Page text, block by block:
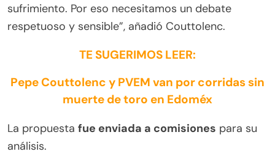
sufrimiento. Por eso necesitamos un debate
respetuoso y sensible”, añadió Couttolenc.
TE SUGERIMOS LEER:
Pepe Couttolenc y PVEM van por corridas sin
muerte de toro en Edoméx
La propuesta fue enviada a comisiones para su
análisis.